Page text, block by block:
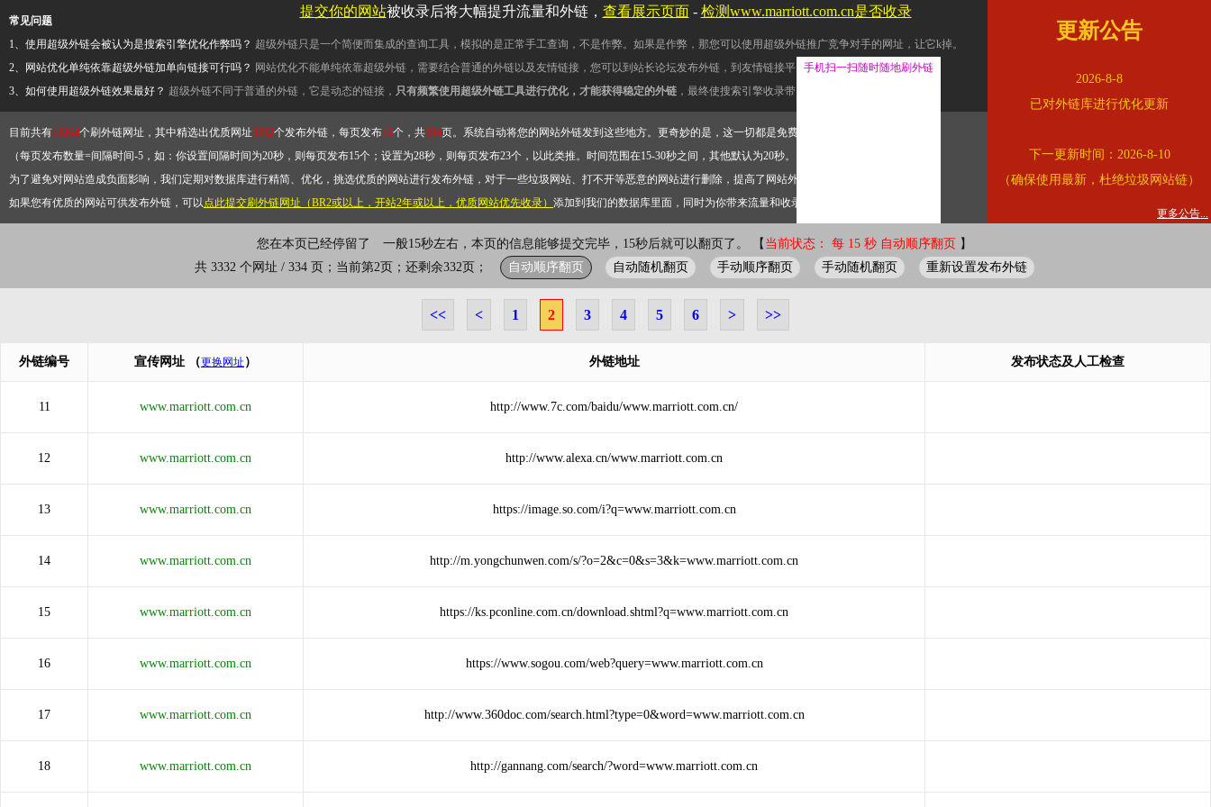
常见问题
1、使用超级外链会被认为是搜索引擎优化作弊吗？ 超级外链只是一个简便而集成的查询工具，模拟的是正常手工查询，不是作弊。如果是作弊，那您可以使用超级外链推广竞争对手的网址，让它k掉。
2、网站优化单纯依靠超级外链加单向链接可行吗？ 网站优化不能单纯依靠超级外链，需要结合普通的外链以及友情链接，您可以到站长论坛发布外链，到友情链接平台交换友情链接。
3、如何使用超级外链效果最好？ 超级外链不同于普通的外链，它是动态的链接， 只有频繁使用超级外链工具进行优化，才能获得稳定的外链 ，最终使搜索引擎收录带网址的查询页面。
目前共有13264个刷外链网址，其中精选出优质网址3332个发布外链，每页发布10个，共334页。系统自动将您的网站外链发到这些地方。更奇妙的是，这一切都是免费的。
（每页发布数量=间隔时间-5，如：你设置间隔时间为20秒，则每页发布15个；设置为28秒，则每页发布23个，以此类推。时间范围在15-30秒之间，其他默认为20秒。）
为了避免对网站造成负面影响，我们定期对数据库进行精简、优化，挑选优质的网站进行发布外链，对于一些垃圾网站、打不开等恶意的网站进行删除，提高了网站外链的质量。
如果您有优质的网站可供发布外链，可以点此提交刷外链网址（BR2或以上，开站2年或以上，优质网站优先收录） 添加到我们的数据库里面，同时为你带来流量和收录。
您在本页已经停留了 一般15秒左右，本页的信息能够提交完毕，15秒后就可以翻页了。 【 当前状态： 每 15 秒 自动顺序翻页 】
共 3332 个网址 / 334 页；当前第2页；还剩余332页；
自动顺序翻页 自动随机翻页 手动顺序翻页 手动随机翻页 重新设置发布外链
<< < 1 2 3 4 5 6 > >>
外链编号 宣传网址 （更换网址 ） 外链地址 发布状态及人工检查
11 www.marriott.com.cn http://www.7c.com/baidu/www.marriott.com.cn/
12 www.marriott.com.cn http://www.alexa.cn/www.marriott.com.cn
13 www.marriott.com.cn https://image.so.com/i?q=www.marriott.com.cn
14 www.marriott.com.cn http://m.yongchunwen.com/s/?o=2&c=0&s=3&k=www.marriott.com.cn
15 www.marriott.com.cn https://ks.pconline.com.cn/download.shtml?q=www.marriott.com.cn
16 www.marriott.com.cn https://www.sogou.com/web?query=www.marriott.com.cn
17 www.marriott.com.cn http://www.360doc.com/search.html?type=0&word=www.marriott.com.cn
18 www.marriott.com.cn http://gannang.com/search/?word=www.marriott.com.cn
提交你的网站被收录后将大幅提升流量和外链， 查看展示页面- 检测www.marriott.com.cn是否收录
更新公告
2026-8-8
已对外链库进行优化更新
下一更新时间：2026-8-10
（确保使用最新，杜绝垃圾网站链）
更多公告...
手机扫一扫随时随地刷外链